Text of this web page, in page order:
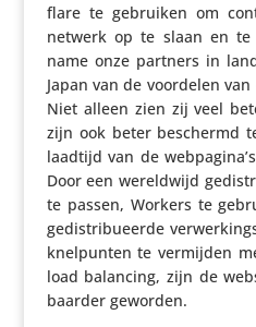
flare te gebruiken om
netwerk op te slaan en te
name onze partners in
Japan van de voordelen
Niet alleen zien zij veel
zijn ook beter beschermd
laadtijd van de
Door een wereld­wijd
te passen, Workers te
gedis­tri­bu­eerde
knel­punten te vermijden
load balancing, zijn de
baarder geworden.